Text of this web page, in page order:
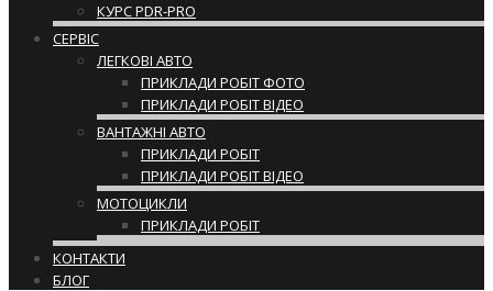
КУРС PDR-PRO
СЕРВІС
ЛЕГКОВІ АВТО
ПРИКЛАДИ РОБІТ ФОТО
ПРИКЛАДИ РОБІТ ВІДЕО
ВАНТАЖНІ АВТО
ПРИКЛАДИ РОБІТ
ПРИКЛАДИ РОБІТ ВІДЕО
МОТОЦИКЛИ
ПРИКЛАДИ РОБІТ
КОНТАКТИ
БЛОГ